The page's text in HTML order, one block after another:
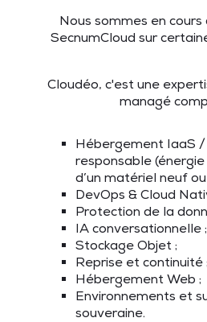
Nous sommes en
SecnumCloud sur
Cloudéo, c'est une
managé
Hébergement IaaS /
responsable
d’un matériel neuf
DevOps & Cloud
Protection de la
IA conversationnelle ;
Stockage Objet ;
Reprise et continuité ;
Hébergement Web ;
Environnements et
souveraine.